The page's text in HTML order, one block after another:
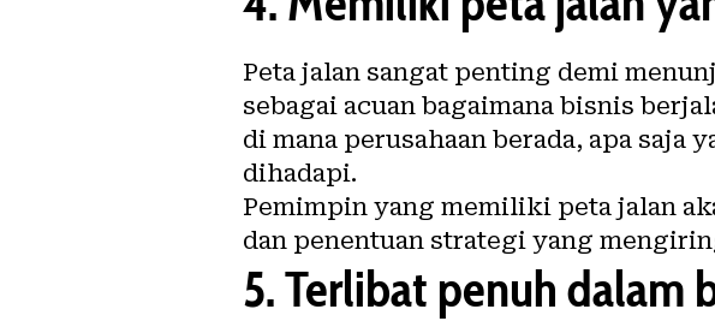
Peta jalan sangat penting demi
sebagai acuan bagaimana bisnis
di mana perusahaan berada, apa saja
dihadapi.
Pemimpin yang memiliki peta jalan
dan penentuan strategi yang
5.Terlibat penuh dalam